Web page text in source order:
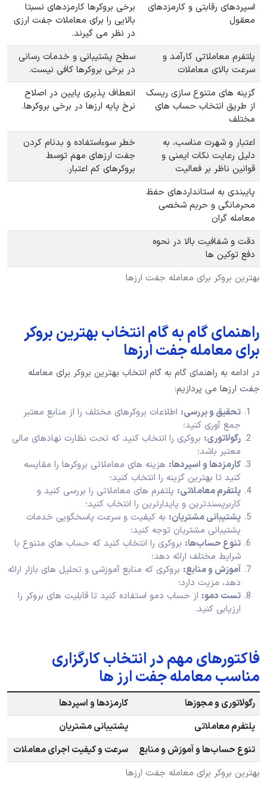
بهترین بروکر برای معامله جفت ارزها
اسپردهای رقابتی و کارمزدهای
معقول
برخی بروکرها کارمزدهای نسبتا
بالایی را برای معاملات جفت ارزی
در نظر می گیرند.
پلتفرم معاملاتی کارآمد و
سرعت بالای معاملات
سطح پشتیبانی و خدمات رسانی
در برخی بروکرها کافی نیست.
گزینه های متنوع سازی ریسک
از طریق انتخاب حساب های
مختلف
انعطاف پذیری پایین در اصلاح
نرخ پایه ارزها در برخی بروکرها.
اعتبار و شهرت مناسب، به
دلیل رعایت نکات ایمنی و
قوانین ناظر بر فعالیت
خطر سوءاستفاده و بدنام کردن
جفت ارزهای مهم توسط
بروکرهای کم اعتبار.
پایبندی به استانداردهای حفظ
محرمانگی و حریم شخصی
معامله گران
دقت و شفافیت بالا در نحوه
دفع توکین ها
راهنمای گام به گام انتخاب بهترین بروکر
برای معامله جفت ارزها
در ادامه به راهنمای گام به گام انتخاب بهترین بروکر برای معامله
جفت ارزها می‌ پردازیم:
تحقیق و بررسی: اطلاعات بروکرهای مختلف را از منابع معتبر
جمع‌ آوری کنید؛
رگولاتوری: بروکری را انتخاب کنید که تحت نظارت نهادهای مالی
معتبر باشد؛
کارمزدها و اسپردها: هزینه‌ های معاملاتی بروکرها را مقایسه
کنید تا بهترین گزینه را انتخاب کنید؛
پلتفرم معاملاتی: پلتفرم ‌های معاملاتی را بررسی کنید و
کاربرپسندترین و پایدارترین را انتخاب کنید؛
پشتیبانی مشتریان: به کیفیت و سرعت پاسخگویی خدمات
پشتیبانی مشتریان توجه کنید؛
تنوع حساب‌ها: بروکری را انتخاب کنید که حساب‌ های متنوع با
شرایط مختلف ارائه دهد؛
آموزش و منابع: بروکری که منابع آموزشی و تحلیل‌ های بازار ارائه
دهد، مزیت دارد؛
تست دمو: از حساب دمو استفاده کنید تا قابلیت‌ های بروکر را
ارزیابی کنید.
فاکتورهای مهم در انتخاب کارگزاری
مناسب معامله جفت ارز ها
بهترین بروکر برای معامله جفت ارزها
رگولاتوری و مجوزها
کارمزدها و اسپردها
پلتفرم معاملاتی
پشتیبانی مشتریان
تنوع حساب‌ها و آموزش و منابع
سرعت و کیفیت اجرای معاملات